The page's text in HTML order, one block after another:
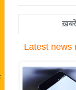
ख़बरें
Latest news